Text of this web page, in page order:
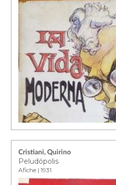
Cristiani, Quirino
Peludópolis
Afiche | 1931